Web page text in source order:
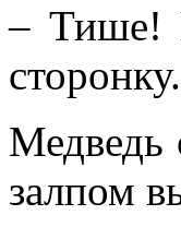
– Тише!
Медведь
залпом